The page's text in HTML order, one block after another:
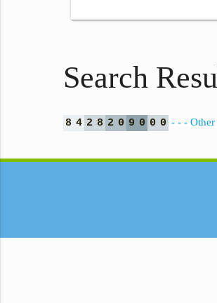
Search
8 4 2 8 2 0 9 0 0 0 - - - Other